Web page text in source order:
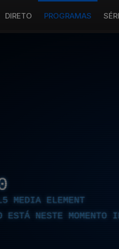
DIRETO PROGRAMAS
MEDIA ELEMENT
ESTÁ NESTE MOMENTO